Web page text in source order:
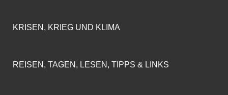
KRISEN, KRIEG UND KLIMA
REISEN, TAGEN, LESEN, TIPPS & LINKS